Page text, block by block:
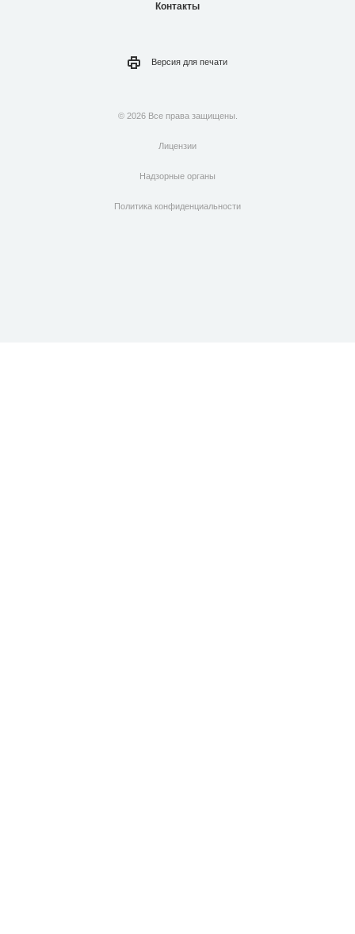
Контакты
Версия для печати
© 2026 Все права защищены.
Лицензии
Надзорные органы
Политика конфиденциальности